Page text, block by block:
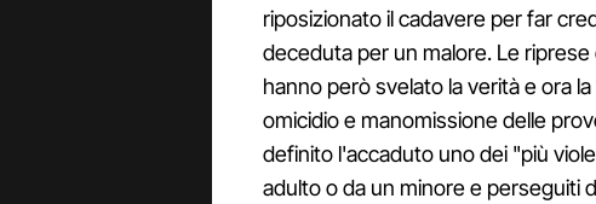
riposizionato il cadavere per far
deceduta per un malore. Le
hanno però svelato la verità e ora
omicidio e manomissione delle
definito l'accaduto uno dei "più
adulto o da un minore e perseguiti